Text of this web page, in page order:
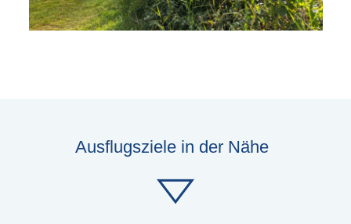
Ausflugsziele in der Nähe